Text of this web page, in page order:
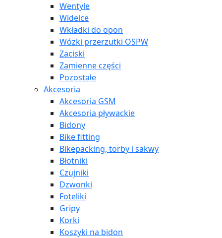
Wentyle
Widelce
Wkładki do opon
Wózki przerzutki OSPW
Zaciski
Zamienne części
Pozostałe
Akcesoria
Akcesoria GSM
Akcesoria pływackie
Bidony
Bike fitting
Bikepacking, torby i sakwy
Błotniki
Czujniki
Dzwonki
Foteliki
Gripy
Korki
Koszyki na bidon